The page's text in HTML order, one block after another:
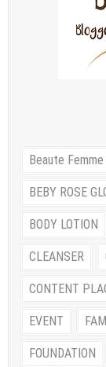
Beaute
BEBY ROSE
BODY LOTION
CLEANSER
CONTENT
EVENT
FOUNDATION